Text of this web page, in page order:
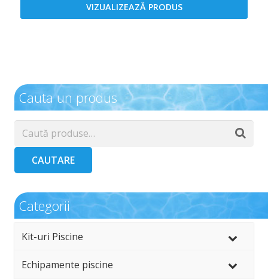
VIZUALIZEAZĂ PRODUS
Cauta un produs
CAUTARE
Categorii
Kit-uri Piscine
Echipamente piscine